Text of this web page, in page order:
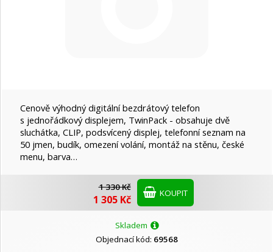
Cenově výhodný digitální bezdrátový telefon
s jednořádkový displejem, TwinPack - obsahuje dvě
sluchátka, CLIP, podsvícený displej, telefonní seznam na
50 jmen, budík, omezení volání, montáž na stěnu, české
menu, barva…
1 330 Kč
1 305 Kč KOUPIT
Skladem
Objednací kód: 69568